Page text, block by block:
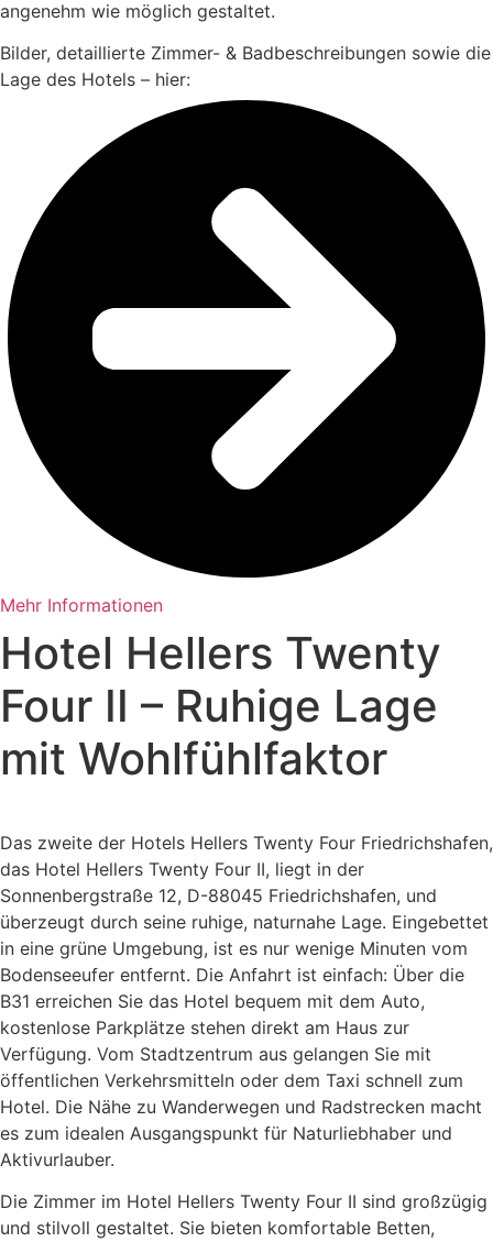
angenehm wie möglich gestaltet.
Bilder, detaillierte Zimmer- & Badbeschreibungen sowie die
Lage des Hotels – hier:
Mehr Informationen
Hotel Hellers Twenty
Four II – Ruhige Lage
mit Wohlfühlfaktor
Das zweite der Hotels Hellers Twenty Four Friedrichshafen,
das Hotel Hellers Twenty Four II, liegt in der
Sonnenbergstraße 12, D-88045 Friedrichshafen, und
überzeugt durch seine ruhige, naturnahe Lage. Eingebettet
in eine grüne Umgebung, ist es nur wenige Minuten vom
Bodenseeufer entfernt. Die Anfahrt ist einfach: Über die
B31 erreichen Sie das Hotel bequem mit dem Auto,
kostenlose Parkplätze stehen direkt am Haus zur
Verfügung. Vom Stadtzentrum aus gelangen Sie mit
öffentlichen Verkehrsmitteln oder dem Taxi schnell zum
Hotel. Die Nähe zu Wanderwegen und Radstrecken macht
es zum idealen Ausgangspunkt für Naturliebhaber und
Aktivurlauber.
Die Zimmer im Hotel Hellers Twenty Four II sind großzügig
und stilvoll gestaltet. Sie bieten komfortable Betten,